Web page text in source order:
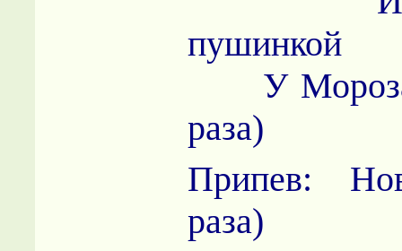
пушинкой
У Мороза
раза)
Припев:
раза)